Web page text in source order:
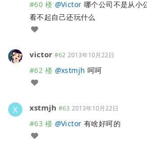
#60 楼 @Victor 哪个公司不是从小
看不起自己还玩什么
victor #62 2013年10月22日
#62 楼 @xstmjh 呵呵
xstmjh #63 2013年10月22日
#63 楼 @Victor 有啥好呵的